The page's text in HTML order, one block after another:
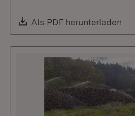
Download:
Als PDF herunterladen